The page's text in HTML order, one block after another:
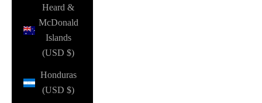
Heard &
McDonald
Islands
(USD $)
Honduras
(USD $)